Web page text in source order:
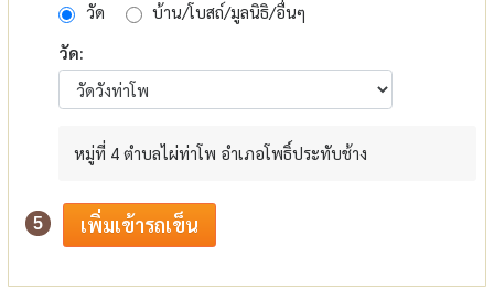
วัด
บ้าน/โบสถ์/มูลนิธิ/อื่นๆ
วัด:
หมู่ที่ 4 ตำบลไผ่ท่าโพ อำเภอโพธิ์ประทับช้าง
5